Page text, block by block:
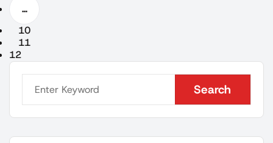
…
10
11
12
Search
Search